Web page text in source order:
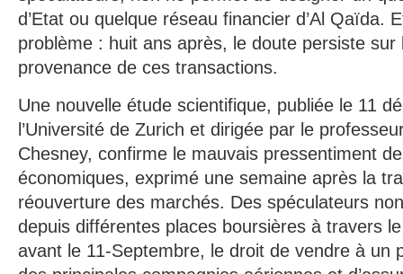
d’Etat ou quelque réseau financier d’Al Qaïda.
problème : huit ans après, le doute persiste sur
provenance de ces transactions.
Une nouvelle étude scientifique, publiée le 11
l’Université de Zurich et dirigée par le
Chesney, confirme le mauvais pressentiment
économiques, exprimé une semaine après la
réouverture des marchés. Des spéculateurs
depuis différentes places boursières à travers
avant le 11-Septembre, le droit de vendre à un